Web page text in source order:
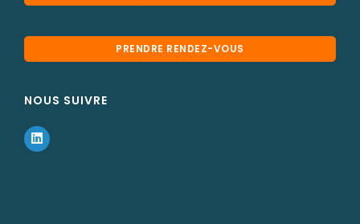
PRENDRE RENDEZ-VOUS
NOUS SUIVRE